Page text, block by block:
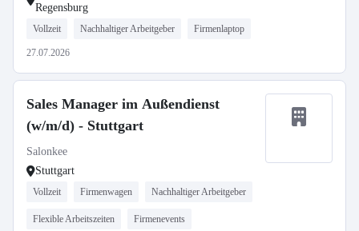
Regensburg
Vollzeit Nachhaltiger Arbeitgeber Firmenlaptop
27.07.2026
Sales Manager im Außendienst
(w/m/d) - Stuttgart
Salonkee
Stuttgart
Vollzeit Firmenwagen Nachhaltiger Arbeitgeber
Flexible Arbeitszeiten Firmenevents